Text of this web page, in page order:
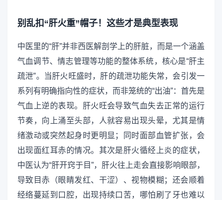
别乱扣“肝火重”帽子！这些才是典型表现
中医里的“肝”并非西医解剖学上的肝脏，而是一个涵盖
气血调节、情志管理等功能的整体系统，核心是“肝主
疏泄”。当肝火旺盛时，肝的疏泄功能失常，会引发一
系列有明确指向性的症状，而非笼统的“出油”：首先是
气血上逆的表现。肝火旺会导致气血失去正常的运行
节奏，向上涌至头部，人就容易出现头晕，尤其是情
绪激动或突然起身时更明显；同时面部血管扩张，会
出现面红耳赤的情况。其次是肝火循经上炎的症状，
中医认为“肝开窍于目”，肝火往上走会直接影响眼部，
导致目赤（眼睛发红、干涩）、视物模糊；还会顺着
经络蔓延到口腔，出现持续口苦，哪怕刷了牙也难以